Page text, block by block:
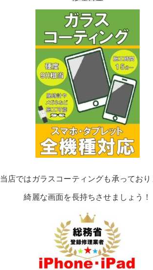
当店ではガラスコーティングも承っており
綺麗な画面を長持ちさせましょう！